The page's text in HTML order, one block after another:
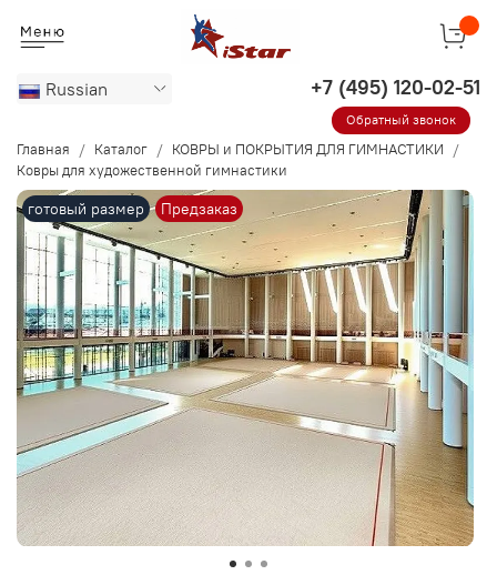
Russian
Обратный звонок
Главная Каталог
КОВРЫ и ПОКРЫТИЯ ДЛЯ ГИМНАСТИКИ
Ковры для художественной гимнастики
готовый размер Предзаказ